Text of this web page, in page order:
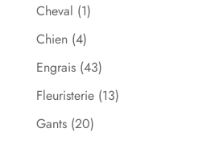
Cheval (1)
Chien (4)
Engrais (43)
Fleuristerie (13)
Gants (20)